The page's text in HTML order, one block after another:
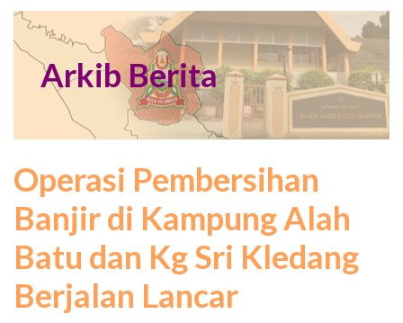
Arkib Berita
Operasi Pembersihan
Banjir di Kampung Alah
Batu dan Kg Sri Kledang
Berjalan Lancar